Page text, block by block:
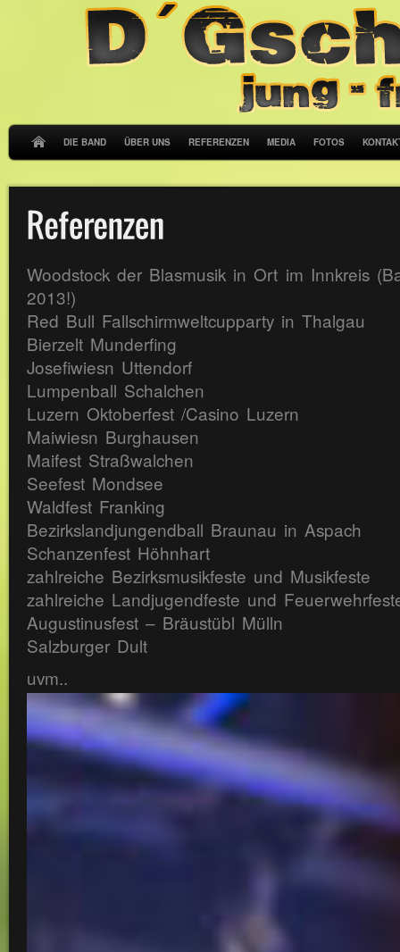
DIE BAND ÜBER UNS REFERENZEN MEDIA FOTOS
Woodstock der Blasmusik in Ort im Innkreis
2013!)
Red Bull Fallschirmweltcupparty in Thalgau
Bierzelt Munderfing
Josefiwiesn Uttendorf
Lumpenball Schalchen
Luzern Oktoberfest /Casino Luzern
Maiwiesn Burghausen
Maifest Straßwalchen
Seefest Mondsee
Waldfest Franking
Bezirkslandjungendball Braunau in Aspach
Schanzenfest Höhnhart
zahlreiche Bezirksmusikfeste und Musikfeste
zahlreiche Landjugendfeste und
Augustinusfest – Bräustübl Mülln
Salzburger Dult
uvm..